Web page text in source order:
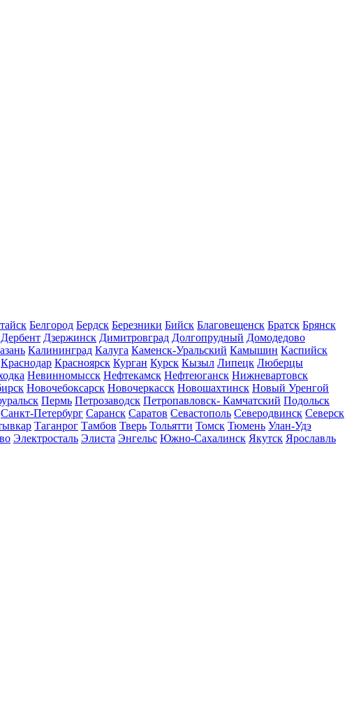
Белгород Бердск Березники Бийск Благовещенск Братск Брянск
Дербент Дзержинск Димитровград Долгопрудный Домодедово
Калининград Калуга Каменск-Уральский Камышин Каспийск
Краснодар Красноярск Курган Курск Кызыл Липецк Люберцы
Невинномысск Нефтекамск Нефтеюганск Нижневартовск
Новочебоксарск Новочеркасск Новошахтинск Новый Уренгой
Пермь Петрозаводск Петропавловск- Камчатский Подольск
Санкт-Петербург Саранск Саратов Севастополь Северодвинск Северск
Таганрог Тамбов Тверь Тольятти Томск Тюмень Улан-Удэ
Электросталь Элиста Энгельс Южно-Сахалинск Якутск Ярославль